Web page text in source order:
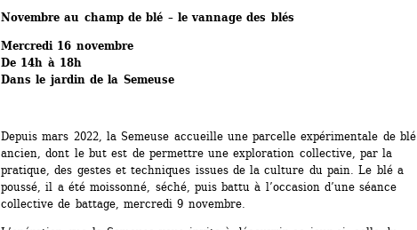
Novembre au champ de blé – le vannage des blés
Mercredi 16 novembre
De 14h à 18h
Dans le jardin de la Semeuse
Depuis mars 2022, la Semeuse accueille une parcelle expérimentale de blé
ancien, dont le but est de permettre une exploration collective, par la
pratique, des gestes et techniques issues de la culture du pain. Le blé a
poussé, il a été moissonné, séché, puis battu à l’occasion d’une séance
collective de battage, mercredi 9 novembre.